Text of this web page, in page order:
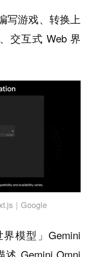
写游戏、转换上
交互式 Web 界
｜Google
模型」Gemini